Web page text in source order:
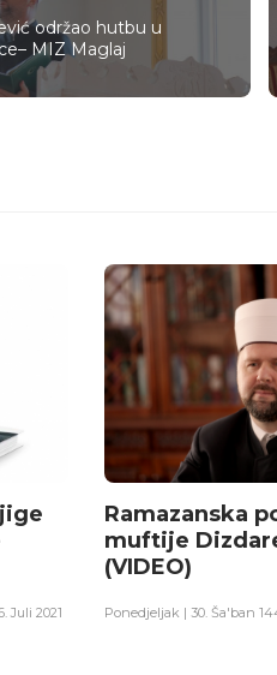
održao hutbu u
MIZ Maglaj
Juli 2021
Ramazanska
muftije
(VIDEO)
Ponedjeljak | 30. Ša'ban